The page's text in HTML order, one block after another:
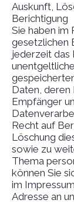
Auskunft,
Berichtigung
Sie haben im
gesetzlichen
jederzeit das
Daten,
Empfänger
Recht auf
Löschung
sowie zu
Thema
können Sie
im
Adresse an